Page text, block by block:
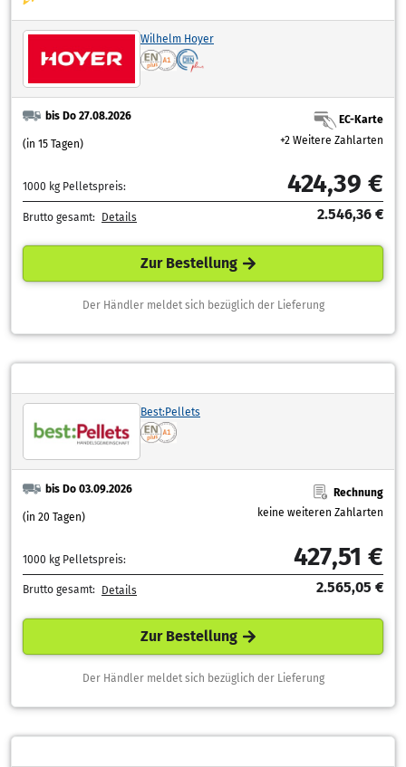
Wilhelm Hoyer
bis Do 27.08.2026
(in 15 Tagen)
EC-Karte
+2 Weitere Zahlarten
1000 kg Pelletspreis: 424,39 €
Brutto gesamt: Details 2.546,36 €
Zur Bestellung
Der Händler meldet sich bezüglich der Lieferung
Best:Pellets
bis Do 03.09.2026
(in 20 Tagen)
Rechnung
keine weiteren Zahlarten
1000 kg Pelletspreis: 427,51 €
Brutto gesamt: Details 2.565,05 €
Zur Bestellung
Der Händler meldet sich bezüglich der Lieferung